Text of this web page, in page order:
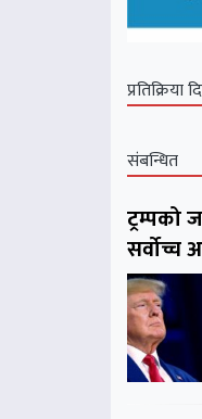
प्रतिक्रिया
संबन्धित
ट्रम्पको
सर्वोच्च